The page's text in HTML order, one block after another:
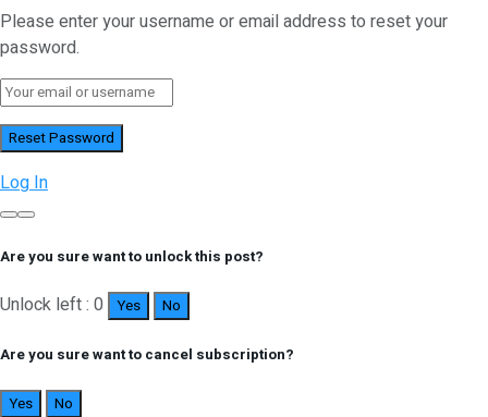
Please enter your username or email address to reset your
password.
Log In
Are you sure want to unlock this post?
Unlock left : 0 Yes No
Are you sure want to cancel subscription?
Yes No